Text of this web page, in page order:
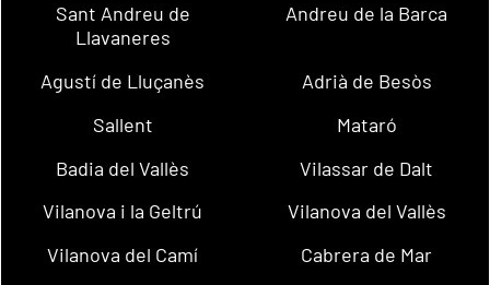
Sant Andreu de
Llavaneres
Andreu de la Barca
Agustí de Lluçanès
Adrià de Besòs
Sallent
Mataró
Badia del Vallès
Vilassar de Dalt
Vilanova i la Geltrú
Vilanova del Vallès
Vilanova del Camí
Cabrera de Mar